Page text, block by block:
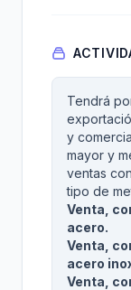
Tendrá
y
mayor y
ventas
tipo de
Venta,
acero.
Venta,
acero
Venta,